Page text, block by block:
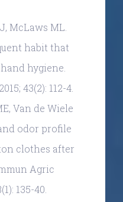
McLaws ML.
habit that
hygiene.
43(2): 112-4.
Van de Wiele
odor profile
clothes after
Agric
135-40.